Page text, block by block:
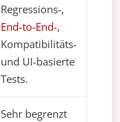
Regressions-,
End-to-End-,
Kompatibilitäts-
und UI-basierte
Tests.
Sehr begrenzt